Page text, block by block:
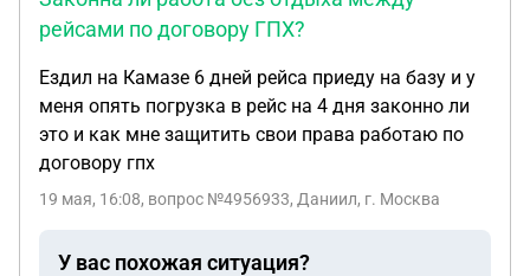
рейсами по договору ГПХ?
Ездил на Камазе 6 дней рейса приеду на базу и у
меня опять погрузка в рейс на 4 дня законно ли
это и как мне защитить свои права работаю по
договору гпх
19 мая, 16:08, вопрос №4956933, Даниил, г. Москва
У вас похожая ситуация?